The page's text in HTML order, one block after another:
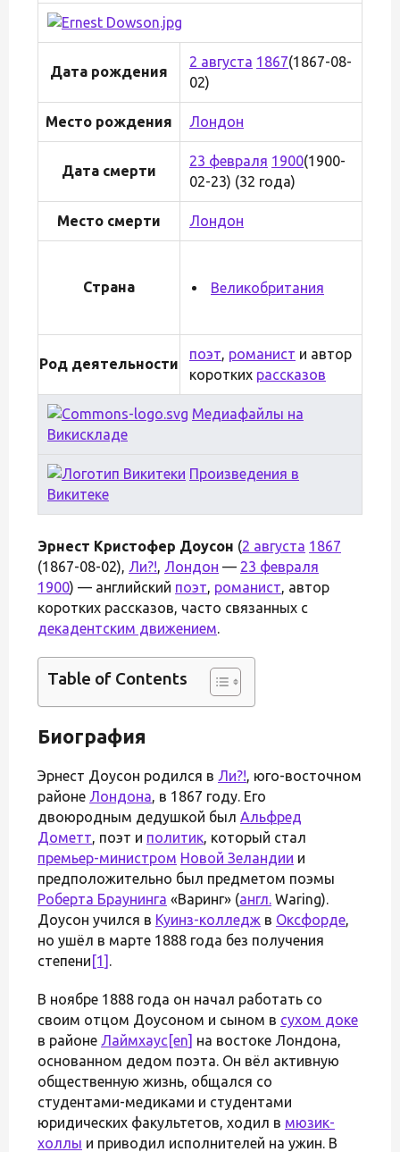
Дата рождения
2 августа 1867(1867-08-
02)
Место рождения Лондон
Дата смерти
23 февраля 1900(1900-
02-23) (32 года)
Место смерти Лондон
Страна Великобритания
Род деятельности
поэт, романист и автор
коротких рассказов
Медиафайлы на
Викискладе
Произведения в
Викитеке
Эрнест Кристофер Доусон (2 августа 1867
(1867-08-02), Ли?!, Лондон — 23 февраля
1900) — английский поэт, романист, автор
коротких рассказов, часто связанных с
декадентским движением.
Table of Contents
Биография
Эрнест Доусон родился в Ли?!, юго-восточном
районе Лондона, в 1867 году. Его
двоюродным дедушкой был Альфред
Дометт, поэт и политик, который стал
премьер-министром Новой Зеландии и
предположительно был предметом поэмы
Роберта Браунинга «Варинг» (англ. Waring).
Доусон учился в Куинз-колледж в Оксфорде,
но ушёл в марте 1888 года без получения
степени [1] .
В ноябре 1888 года он начал работать со
своим отцом Доусоном и сыном в сухом доке
в районе Лаймхаус [en] на востоке Лондона,
основанном дедом поэта. Он вёл активную
общественную жизнь, общался со
студентами-медиками и студентами
юридических факультетов, ходил в мюзик-
холлы и приводил исполнителей на ужин. В